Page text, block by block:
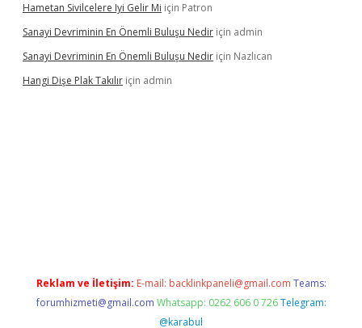
Hametan Sivilcelere Iyi Gelir Mi için Patron
Sanayi Devriminin En Önemli Buluşu Nedir için admin
Sanayi Devriminin En Önemli Buluşu Nedir için Nazlıcan
Hangi Dişe Plak Takılır için admin
Reklam ve İletişim: E-mail: backlinkpaneli@gmail.com Teams:
forumhizmeti@gmail.com Whatsapp: 0262 606 0 726 Telegram:
@karabul